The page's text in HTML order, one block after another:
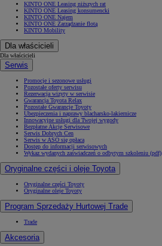
KINTO ONE Leasing niższych rat
KINTO ONE Leasing konsumencki
KINTO ONE Najem
KINTO ONE Zarządzanie flotą
KINTO Mobility
Dla właścicieli
Dla właścicieli
Serwis
Promocje i sezonowe usługi
Pozostałe oferty serwisu
Rezerwacja wizyty w serwisie
Gwarancja Toyota Relax
Pozostałe Gwarancje Toyoty
Ubezpieczenia i naprawy blacharsko-lakiernicze
Innowacyjne usługi dla Twojej wygody
Bezpłatne Akcje Serwisowe
Serwis Dobrych Cen
Serwis w ASO się opłaca
Dostęp do informacji serwisowych
Wykaz wydanych zaświadczeń o odbytym szkoleniu (pdf)
Oryginalne części i oleje Toyota
Oryginalne części Toyoty
Oryginalne oleje Toyoty
Program Sprzedaży Hurtowej Trade
Trade
Akcesoria